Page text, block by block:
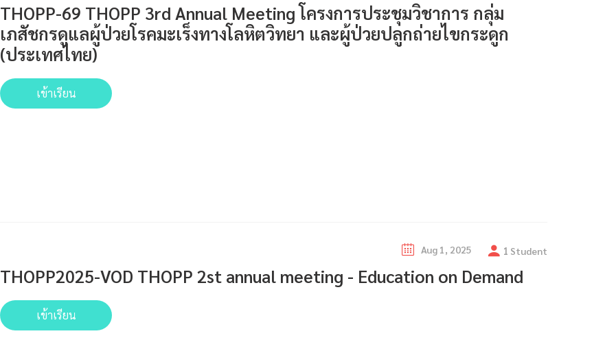
THOPP-69 THOPP 3rd Annual Meeting โครงการประชุมวิชาการ กลุ่ม
เภสัชกรดูแลผู้ป่วยโรคมะเร็งทางโลหิตวิทยา และผู้ป่วยปลูกถ่ายไขกระดูก
(ประเทศไทย)
เข้าเรียน
Aug 1, 2025 1 Student
THOPP2025-VOD THOPP 2st annual meeting - Education on Demand
เข้าเรียน